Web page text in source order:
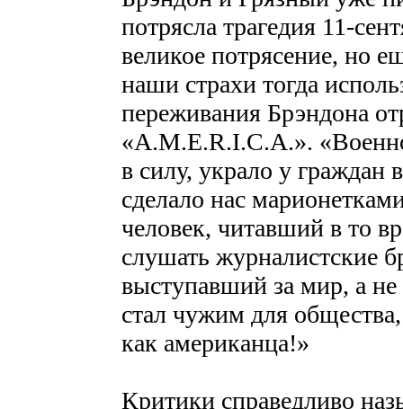
потрясла трагедия 11-
великое потрясение, но
наши страхи тогда
переживания Брэндона
«A.M.E.R.I.C.A.».
в силу, украло у граждан
сделало нас
человек, читавший в то
слушать журналистские
выступавший за мир, а не
стал чужим для
как американца!»
Критики справедливо